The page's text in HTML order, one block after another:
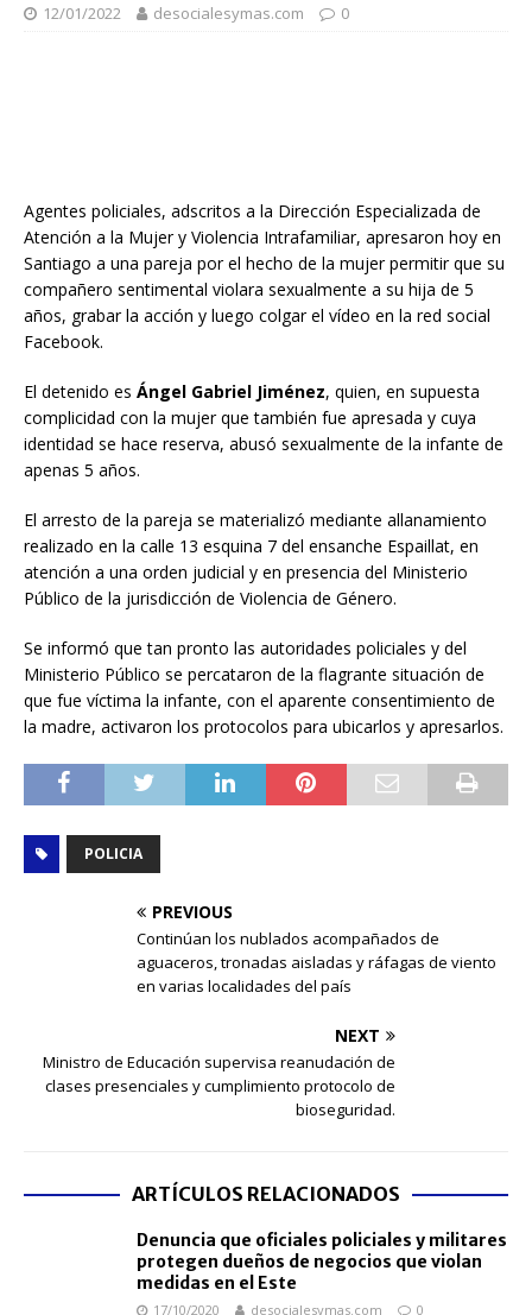
12/01/2022 desocialesymas.com 0
Agentes policiales, adscritos a la Dirección Especializada de
Atención a la Mujer y Violencia Intrafamiliar, apresaron hoy en
Santiago a una pareja por el hecho de la mujer permitir que su
compañero sentimental violara sexualmente a su hija de 5
años, grabar la acción y luego colgar el vídeo en la red social
Facebook.
El detenido es Ángel Gabriel Jiménez, quien, en supuesta
complicidad con la mujer que también fue apresada y cuya
identidad se hace reserva, abusó sexualmente de la infante de
apenas 5 años.
El arresto de la pareja se materializó mediante allanamiento
realizado en la calle 13 esquina 7 del ensanche Espaillat, en
atención a una orden judicial y en presencia del Ministerio
Público de la jurisdicción de Violencia de Género.
Se informó que tan pronto las autoridades policiales y del
Ministerio Público se percataron de la flagrante situación de
que fue víctima la infante, con el aparente consentimiento de
la madre, activaron los protocolos para ubicarlos y apresarlos.
POLICIA
PREVIOUS
Continúan los nublados acompañados de
aguaceros, tronadas aisladas y ráfagas de viento
en varias localidades del país
NEXT
Ministro de Educación supervisa reanudación de
clases presenciales y cumplimiento protocolo de
bioseguridad.
ARTÍCULOS RELACIONADOS
Denuncia que oficiales policiales y militares
protegen dueños de negocios que violan
medidas en el Este
17/10/2020 desocialesymas.com 0